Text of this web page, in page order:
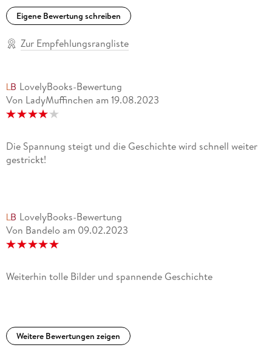
Eigene Bewertung schreiben
Zur Empfehlungsrangliste
LovelyBooks-Bewertung
Von LadyMuffinchen am 19.08.2023
Die Spannung steigt und die Geschichte wird schnell weiter
gestrickt!
LovelyBooks-Bewertung
Von Bandelo am 09.02.2023
Weiterhin tolle Bilder und spannende Geschichte
Weitere Bewertungen zeigen